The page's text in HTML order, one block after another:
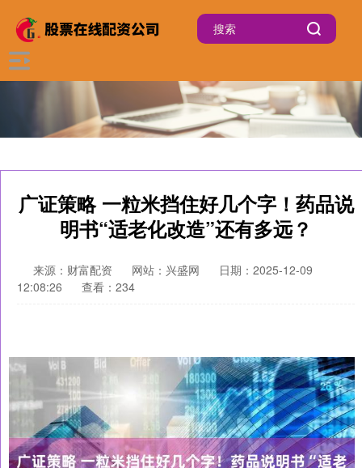
广证策略 一粒米挡住好几个字！药品说
明书“适老化改造”还有多远？
来源：财富配资 网站：兴盛网
日期：2025-12-09
12:08:26
查看：234